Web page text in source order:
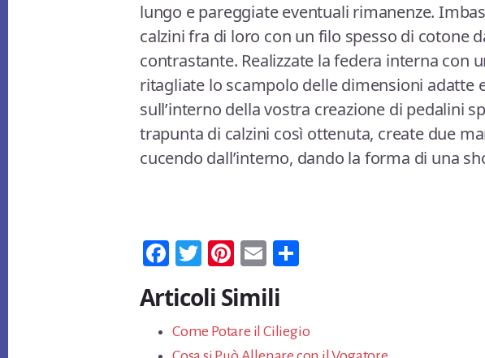
lungo e pareggiate eventuali rimanenze.
calzini fra di loro con un filo spesso di cotone
contrastante. Realizzate la federa interna con
ritagliate lo scampolo delle dimensioni adatte
sull’interno della vostra creazione di pedalini
trapunta di calzini così ottenuta, create due
cucendo dall’interno, dando la forma di una
Fa
bo
ok
T
tt
er
Pi
er
es
ail
vi
Articoli Simili
Come Potare il Ciliegio